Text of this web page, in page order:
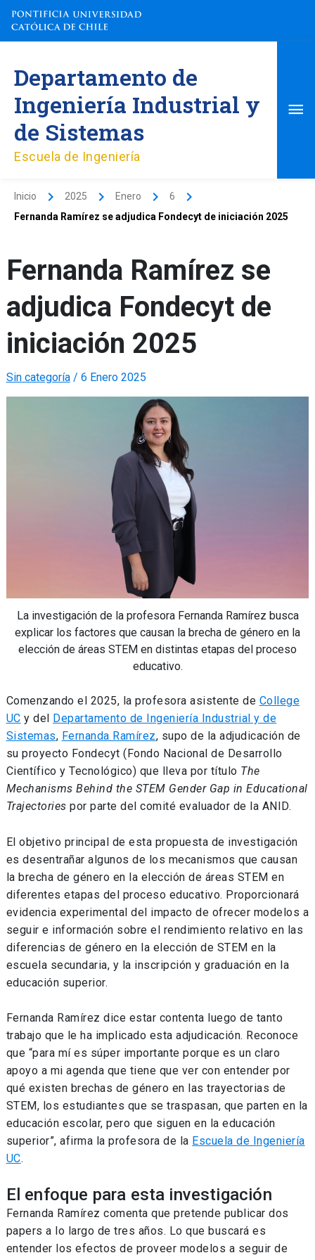
contenido
Departamento de
Ingeniería Industrial y
de Sistemas
Escuela de Ingeniería
Inicio 2025 Enero
6
Fernanda Ramírez se adjudica Fondecyt de iniciación 2025
Fernanda Ramírez se
adjudica Fondecyt de
iniciación 2025
Sin categoría/ 6 Enero 2025
La investigación de la profesora Fernanda Ramírez busca
explicar los factores que causan la brecha de género en la
elección de áreas STEM en distintas etapas del proceso
educativo.
Comenzando el 2025, la profesora asistente de College
UC y del Departamento de Ingeniería Industrial y de
Sistemas, Fernanda Ramírez, supo de la adjudicación de
su proyecto Fondecyt (Fondo Nacional de Desarrollo
Científico y Tecnológico) que lleva por título The
Mechanisms Behind the STEM Gender Gap in Educational
Trajectoriespor parte del comité evaluador de la ANID.
El objetivo principal de esta propuesta de investigación
es desentrañar algunos de los mecanismos que causan
la brecha de género en la elección de áreas STEM en
diferentes etapas del proceso educativo. Proporcionará
evidencia experimental del impacto de ofrecer modelos a
seguir e información sobre el rendimiento relativo en las
diferencias de género en la elección de STEM en la
escuela secundaria, y la inscripción y graduación en la
educación superior.
Fernanda Ramírez dice estar contenta luego de tanto
trabajo que le ha implicado esta adjudicación. Reconoce
que “para mí es súper importante porque es un claro
apoyo a mi agenda que tiene que ver con entender por
qué existen brechas de género en las trayectorias de
STEM, los estudiantes que se traspasan, que parten en la
educación escolar, pero que siguen en la educación
superior”, afirma la profesora de la Escuela de Ingeniería
UC.
El enfoque para esta investigación
Fernanda Ramírez comenta que pretende publicar dos
papers a lo largo de tres años. Lo que buscará es
entender los efectos de proveer modelos a seguir de